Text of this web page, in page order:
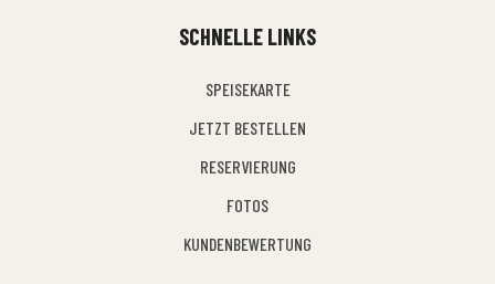
SCHNELLE LINKS
SPEISEKARTE
JETZT BESTELLEN
RESERVIERUNG
FOTOS
KUNDENBEWERTUNG